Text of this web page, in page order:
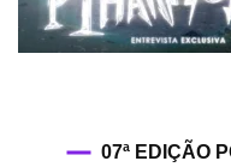
07ª EDIÇÃO